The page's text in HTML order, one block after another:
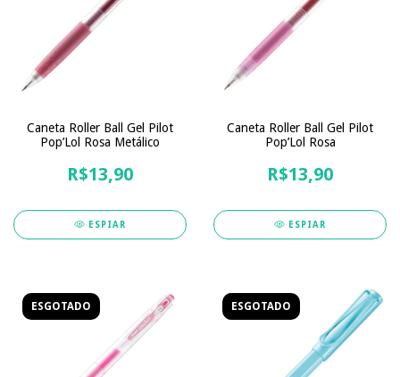
Caneta Roller Ball Gel Pilot
Pop’Lol Rosa Metálico
R$13,90
ESPIAR
Caneta Roller Ball Gel Pilot
Pop’Lol Rosa
R$13,90
ESPIAR
ESGOTADO ESGOTADO